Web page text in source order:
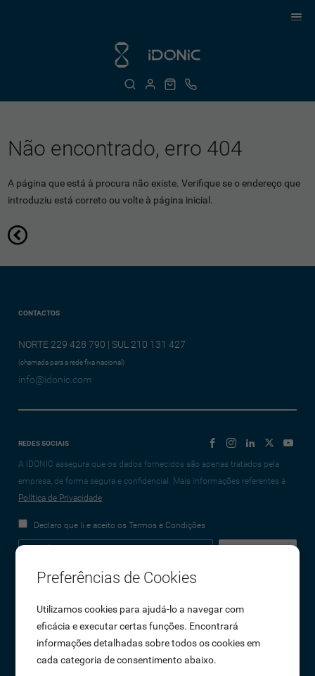
Não encontrado, erro 404
A página que está à procura não existe. Verifique se o endereço que
introduziu está correto ou volte à página inicial.
CONTACTOS
NORTE 229 428 790 | SUL 210 131 427
(chamada para a rede fixa nacional)
info@idonic.com
REDES SOCIAIS
A IDONIC assegura que os dados fornecidos são apenas tratados pela
empresa, de forma segura e confidencial. Mais informações referentes à
Política de Privacidade
Declaro que li e aceito os Termos e Condições
Empresa
Sobre Nós
Oportunidades de Emprego
Termos e Condições
Preferências de Cookies
Utilizamos cookies para ajudá-lo a navegar com
eficácia e executar certas funções. Encontrará
informações detalhadas sobre todos os cookies em
cada categoria de consentimento abaixo.